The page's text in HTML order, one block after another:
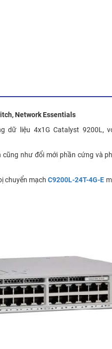
Network Essentials
liệu 4x1G Catalyst 9200L,
như đổi mới phần cứng và
chuyển mạchC9200L-24T-4G-E